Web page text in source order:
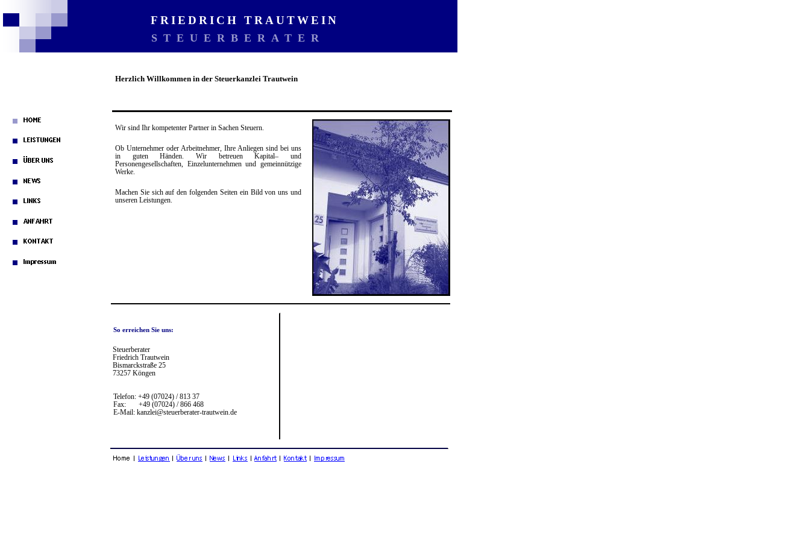
FRIEDRICH TRAUTWEIN
STEUERBERATER
Herzlich Willkommen in der Steuerkanzlei Trautwein
Wir sind Ihr kompetenter Partner in Sachen Steuern.
Ob Unternehmer oder Arbeitnehmer, Ihre Anliegen sind bei uns
in guten Händen. Wir betreuen Kapital– und
Personengesellschaften, Einzelunternehmen und gemeinnützige
Werke.
Machen Sie sich auf den folgenden Seiten ein Bild von uns und
unseren Leistungen.
Steuerberater
Friedrich Trautwein
Bismarckstraße 25
73257 Köngen
So erreichen Sie uns:
Telefon: +49 (07024) / 813 37
Fax: +49 (07024) / 866 468
E-Mail: kanzlei@steuerberater-trautwein.de